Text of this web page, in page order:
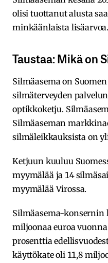
olisi tuottanut alusta
minkäänlaista
Taustaa: Mikä on
Silmäasema on
silmäterveyden
optikkoketju.
Silmäaseman
silmäleikkauksista on
Ketjuun kuuluu
myymälää ja 14
myymälää Virossa.
Silmäasema-konsernin
miljoonaa euroa vuonna
prosenttia
käyttökate oli 11,8